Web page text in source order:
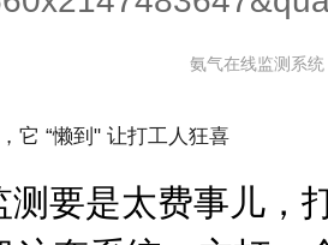
氨气在线监测系统
它 “懒到" 让打工人狂喜
测要是太费事儿，